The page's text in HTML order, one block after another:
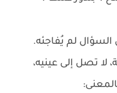
السؤال لم يُفاجئه.
تصل إلى عينيه،